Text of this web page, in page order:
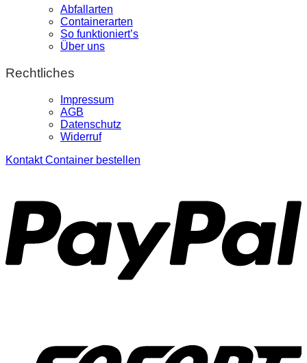
Abfallarten
Containerarten
So funktioniert’s
Über uns
Rechtliches
Impressum
AGB
Datenschutz
Widerruf
Kontakt Container bestellen